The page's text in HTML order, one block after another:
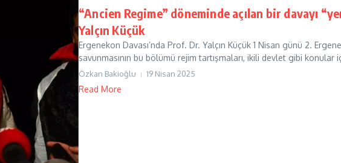
“Ancien Regime” döneminde açılan bir davayı
Yalçın Küçük
Ergenekon Davası’nda Prof. Dr. Yalçın Küçük 1 Nisan günü 2.
savunmasının bu bölümü rejim tartışmaları, ikili devlet gibi konular
Özkan Bakioğlu 19 Nisan 2025
Read More